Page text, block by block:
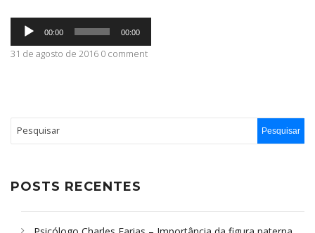
CONTATO
Tocador
áudio
00:00 00:00
31 de agosto de 2016 0 comment
POSTS RECENTES